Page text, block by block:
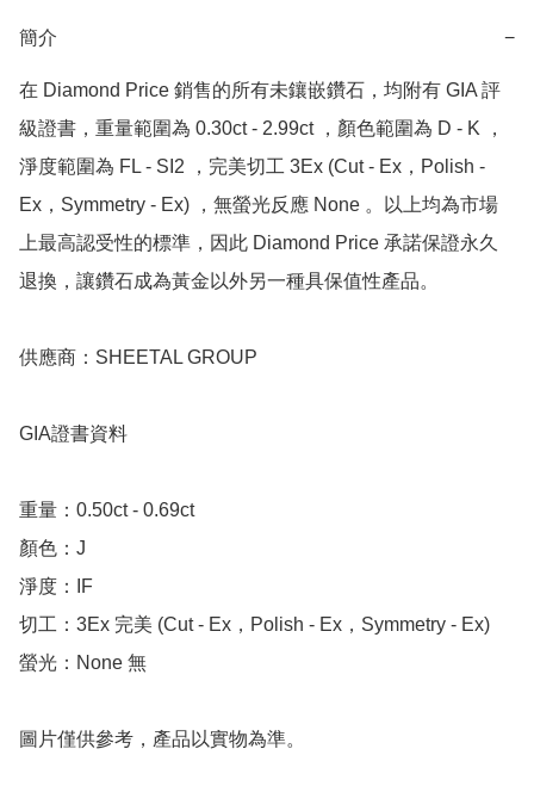
簡介 −
在 Diamond Price 銷售的所有未鑲嵌鑽石，均附有 GIA 評
級證書，重量範圍為 0.30ct - 2.99ct ，顏色範圍為 D - K ，
淨度範圍為 FL - SI2 ，完美切工 3Ex (Cut - Ex，Polish -
Ex，Symmetry - Ex) ，無螢光反應 None 。以上均為市場
上最高認受性的標準，因此 Diamond Price 承諾保證永久
退換，讓鑽石成為黃金以外另一種具保值性產品。
供應商：SHEETAL GROUP
GIA證書資料
重量：0.50ct - 0.69ct
顏色：J
淨度：IF
切工：3Ex 完美 (Cut - Ex，Polish - Ex，Symmetry - Ex)
螢光：None 無
圖片僅供參考，產品以實物為準。